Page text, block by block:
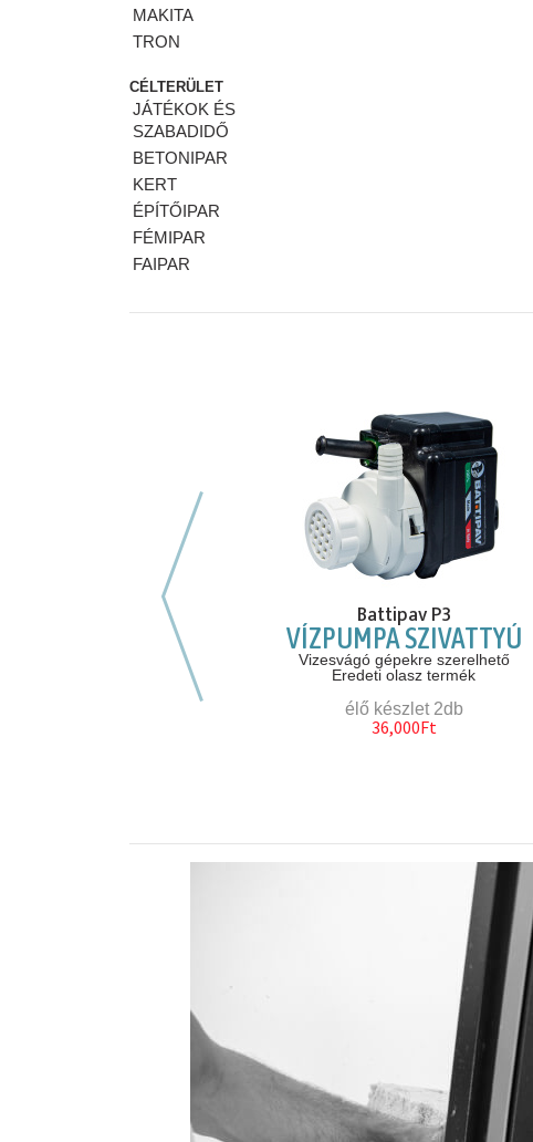
MAKITA
TRON
CÉLTERÜLET
JÁTÉKOK ÉS
SZABADIDŐ
BETONIPAR
KERT
ÉPÍTŐIPAR
FÉMIPAR
FAIPAR
Előző hasonló szerszámok
LINDAB
Battipav P3
VÍZPUMPA SZIVATTYÚ
Vizesvágó gépekre szerelhető
Eredeti olasz termék
élő készlet 2db
36,000Ft